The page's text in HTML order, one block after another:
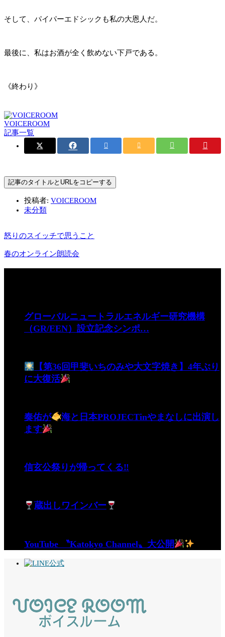
そして、パイパーエドシックも私の大恩人だ。
最後に、私はお酒が全く飲めない下戸である。
《終わり》
VOICEROOM
記事一覧
記事のタイトルとURLをコピーする
投稿者: VOICEROOM
未分類
怒りのスイッチで思うこと
春のオンライン朗読会
グローバルニュートラルエネルギー研究機構
（GR/EEN）設立記念シンポ…
【第36回甲斐いちのみや大文字焼き】4年ぶり
に大復活
奏佑が
海と日本PROJECTinやまなしに出演し
ます
信玄公祭りが帰ってくる‼
蔵出しワインバー
YouTube 〝Katokyo Channel〟大公開